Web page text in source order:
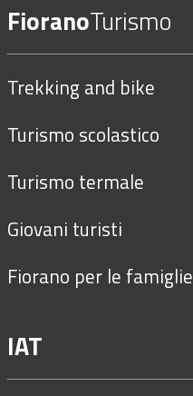
FioranoTurismo
Trekking and bike
Turismo scolastico
Turismo termale
Giovani turisti
Fiorano per le famiglie
IAT